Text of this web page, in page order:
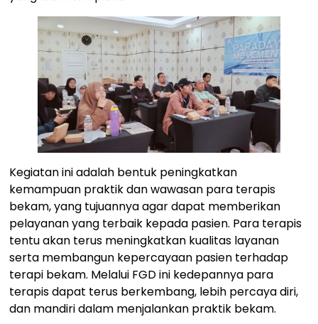
Kegiatan ini adalah bentuk peningkatkan
kemampuan praktik dan wawasan para terapis
bekam, yang tujuannya agar dapat memberikan
pelayanan yang terbaik kepada pasien. Para terapis
tentu akan terus meningkatkan kualitas layanan
serta membangun kepercayaan pasien terhadap
terapi bekam. Melalui FGD ini kedepannya para
terapis dapat terus berkembang, lebih percaya diri,
dan mandiri dalam menjalankan praktik bekam.